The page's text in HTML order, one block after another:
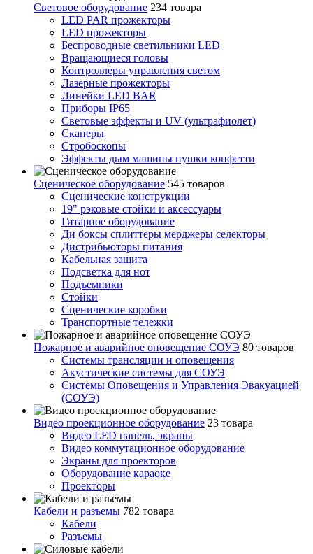
Световое оборудование 234 товара
LED PAR прожекторы
LED прожекторы
Беспроводные светильники LED
Вращающиеся головы
Контроллеры управления светом
Лазерные прожекторы
Линейки LED BAR
Приборы IP65
Световые эффекты и UV (ультрафиолет)
Сканеры
Стробоскопы
Эффекты дым машины пушки конфетти
Сценическое оборудование 545 товаров
Сценические конструкции
19" рэковые стойки и аксесcуары
Гитарное оборудование
Ди боксы сплиттеры мерджеры селекторы
Дистрибьюторы питания
Кабельная защита
Подсветка для нот
Подъемники
Стойки
Сценические коробки
Транспортные тележки
Пожарное и аварийное оповещение СОУЭ 80 товаров
Cистемы трансляции и оповещения
Акустические системы для СОУЭ
Системы Оповещения и Управления Эвакуацией
(СОУЭ)
Видео проекционное оборудование 23 товара
Видео LED панель, экраны
Видео коммутационное оборудование
Экраны для проекторов
Оборудование караоке
Проекторы
Кабели и разъемы 782 товара
Кабели
Разъемы